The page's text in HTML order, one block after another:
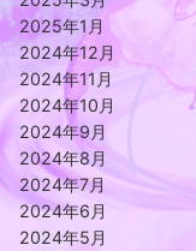
2025年1月
2024年12月
2024年11月
2024年10月
2024年9月
2024年8月
2024年7月
2024年6月
2024年5月